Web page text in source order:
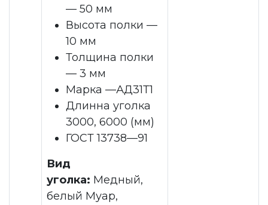
— 50 мм
Высота полки —
10 мм
Толщина полки
— 3 мм
Марка —АД31Т1
Длинна уголка
3000, 6000 (мм)
ГОСТ 13738—91
Вид
уголка: Медный,
белый Муар,